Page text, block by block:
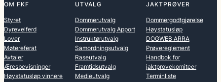
OM FKF
Styret
Dyrevelferd
Lover
Møtereferat
Avtaler
Æresbevisninger
Høystatusløp vinnere
UTVALG
Dommerutvalg
Dommerutvalg Apport
Instruktørutvalg
Samordningsutvalg
Raseutvalg
Framtidsutvalg
Medieutvalg
JAKTPRØVER
Dommergodtgjørelse
Høystatusløp
DOGWEB ARRA
Prøvereglement
Handbok for
jaktprovekomiteer
Terminliste